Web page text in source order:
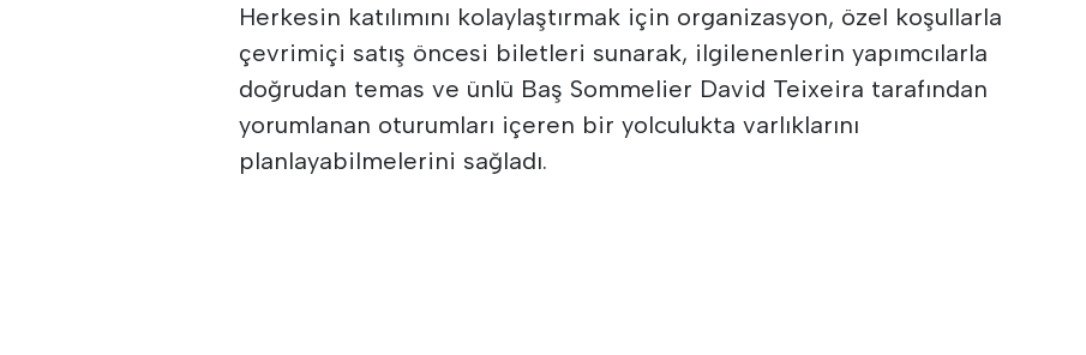
Herkesin katılımını kolaylaştırmak için organizasyon, özel koşullarla
çevrimiçi satış öncesi biletleri sunarak, ilgilenenlerin yapımcılarla
doğrudan temas ve ünlü Baş Sommelier David Teixeira tarafından
yorumlanan oturumları içeren bir yolculukta varlıklarını
planlayabilmelerini sağladı.